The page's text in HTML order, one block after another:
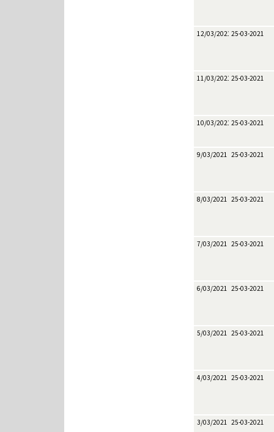
12/03/2021 25-03-2021
11/03/2021 25-03-2021
10/03/2021 25-03-2021
9/03/2021 25-03-2021
8/03/2021 25-03-2021
7/03/2021 25-03-2021
6/03/2021 25-03-2021
5/03/2021 25-03-2021
4/03/2021 25-03-2021
3/03/2021 25-03-2021